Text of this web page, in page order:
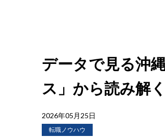
データで見る沖
ス」から読み解
2026年05月25日
転職ノウハウ